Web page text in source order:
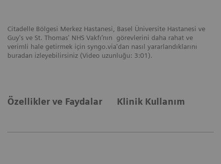
Citadelle Bölgesi Merkez Hastanesi, Basel Üniversite Hastanesi ve
Guy's ve St. Thomas' NHS Vakfı’nın görevlerini daha rahat ve
verimli hale getirmek için syngo.via'dan nasıl yararlandıklarını
buradan izleyebilirsiniz (Video uzunluğu: 3:01).
Özellikler ve Faydalar Klinik Kullanım